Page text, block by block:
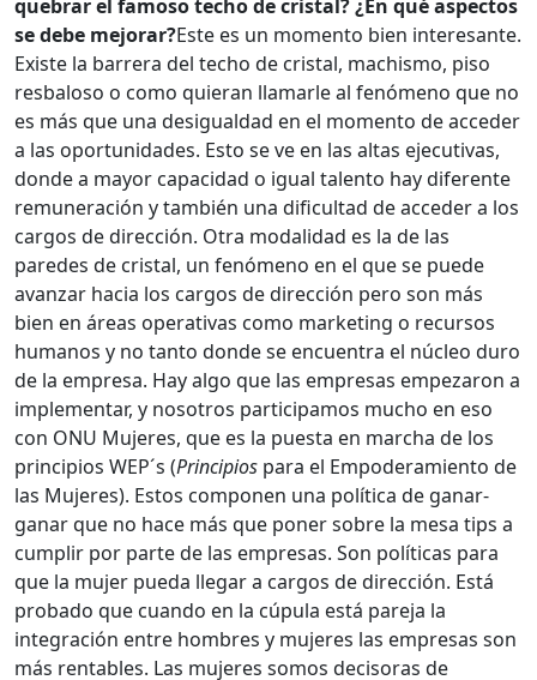
quebrar el famoso techo de cristal? ¿En qué aspectos
se debe mejorar?Este es un momento bien interesante.
Existe la barrera del techo de cristal, machismo, piso
resbaloso o como quieran llamarle al fenómeno que no
es más que una desigualdad en el momento de acceder
a las oportunidades. Esto se ve en las altas ejecutivas,
donde a mayor capacidad o igual talento hay diferente
remuneración y también una dificultad de acceder a los
cargos de dirección. Otra modalidad es la de las
paredes de cristal, un fenómeno en el que se puede
avanzar hacia los cargos de dirección pero son más
bien en áreas operativas como marketing o recursos
humanos y no tanto donde se encuentra el núcleo duro
de la empresa. Hay algo que las empresas empezaron a
implementar, y nosotros participamos mucho en eso
con ONU Mujeres, que es la puesta en marcha de los
principios WEP´s (Principios para el Empoderamiento de
las Mujeres). Estos componen una política de ganar-
ganar que no hace más que poner sobre la mesa tips a
cumplir por parte de las empresas. Son políticas para
que la mujer pueda llegar a cargos de dirección. Está
probado que cuando en la cúpula está pareja la
integración entre hombres y mujeres las empresas son
más rentables. Las mujeres somos decisoras de